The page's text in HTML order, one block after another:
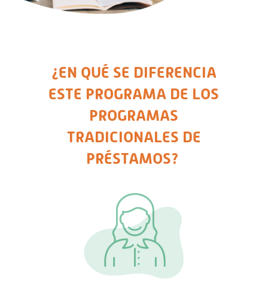
¿EN QUÉ SE DIFERENCIA
ESTE PROGRAMA DE LOS
PROGRAMAS
TRADICIONALES DE
PRÉSTAMOS? ​